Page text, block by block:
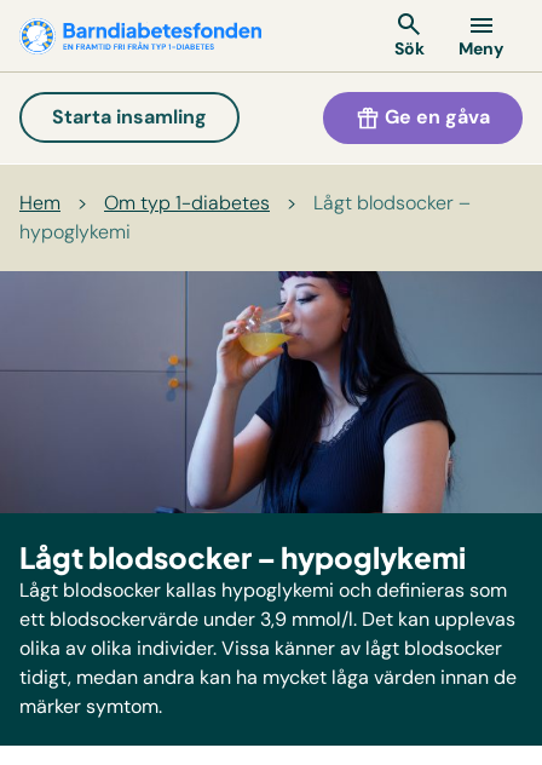
Sök Meny
Starta insamling Ge en gåva
Hem > Om typ 1-diabetes >
Lågt blodsocker –
hypoglykemi
Lågt blodsocker – hypoglykemi
Lågt blodsocker kallas hypoglykemi och definieras som
ett blodsockervärde under 3,9 mmol/l. Det kan upplevas
olika av olika individer. Vissa känner av lågt blodsocker
tidigt, medan andra kan ha mycket låga värden innan de
märker symtom.